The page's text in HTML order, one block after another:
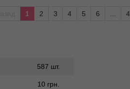
587 шт.
10 грн.
1 2 3 4 5 6